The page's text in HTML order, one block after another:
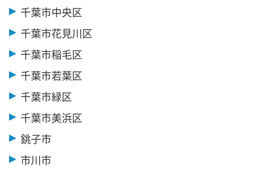
千葉市中央区
千葉市花見川区
千葉市稲毛区
千葉市若葉区
千葉市緑区
千葉市美浜区
銚子市
市川市